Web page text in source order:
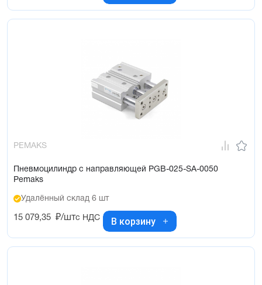
PEMAKS
Пневмоцилиндр с направляющей PGB-025-SA-0050
Pemaks
Удалённый склад 6 шт
15 079,35 ₽/штс НДС В корзину